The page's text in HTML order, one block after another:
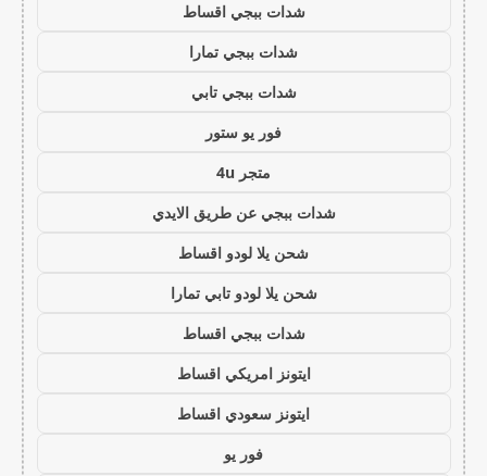
شدات ببجي اقساط
شدات ببجي تمارا
شدات ببجي تابي
فور يو ستور
متجر 4u
شدات ببجي عن طريق الايدي
شحن يلا لودو اقساط
شحن يلا لودو تابي تمارا
شدات ببجي اقساط
ايتونز امريكي اقساط
ايتونز سعودي اقساط
فور يو